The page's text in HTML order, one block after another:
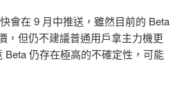
會在 9 月中推送，雖然目前的 Beta
，但仍不建議普通用戶拿主力機更
Beta 仍存在極高的不確定性，可能